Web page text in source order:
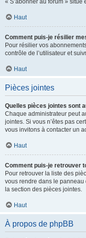
« S’abonner au forum »
Haut
Comment puis-je résilier
Pour résilier vos
contrôle de l’utilisateur et
Haut
Pièces jointes
Quelles pièces jointes sont
Chaque administrateur peut
jointes. Si vous n’êtes pas
vous invitons à contacter un
Haut
Comment puis-je retrouver
Pour retrouver la liste des
vous rendre dans le panneau
la section des pièces jointes.
Haut
À propos de phpBB